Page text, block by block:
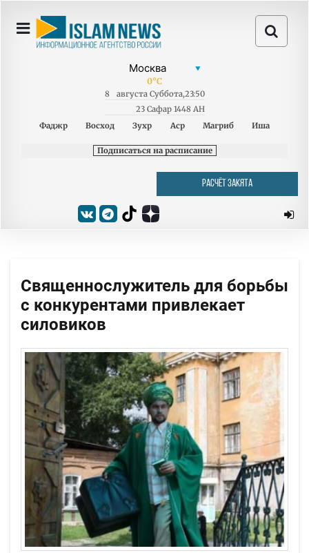
0°C
8 августа Суббота,23:50
23 Сафар 1448 AH
Фаджр
Восход Зухр Аср Магриб Иша
Подписаться на расписание
РАСЧЁТ ЗАКЯТА
Священнослужитель для борьбы
с конкурентами привлекает
силовиков